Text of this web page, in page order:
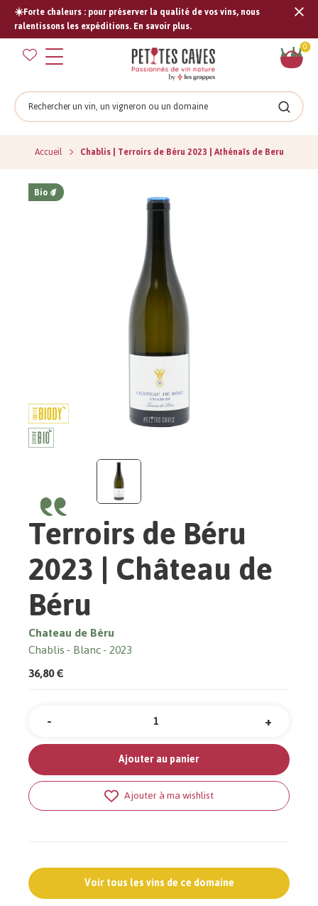
☀️Forte chaleurs : pour préserver la qualité de vos vins, nous
ralentissons les expéditions. En savoir plus.
0
Rechercher
Accueil Chablis | Terroirs de Béru 2023 | Athénaïs de Beru
Bio
Terroirs de Béru
2023 | Château de
Béru
Chateau de Béru
Chablis Blanc 2023
36,80 €
Quantité +
-
Ajouter au panier
Ajouter à ma wishlist
Voir tous les vins de ce domaine